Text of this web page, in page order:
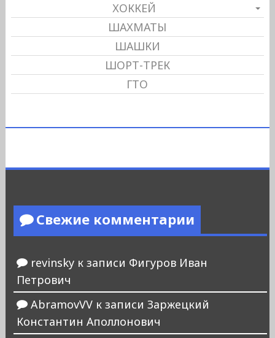
ХОККЕЙ
ШАХМАТЫ
ШАШКИ
ШОРТ-ТРЕК
ГТО
Свежие комментарии
revinskyк записи Фигуров Иван
Петрович
AbramovVVк записи Заржецкий
Константин Аполлонович